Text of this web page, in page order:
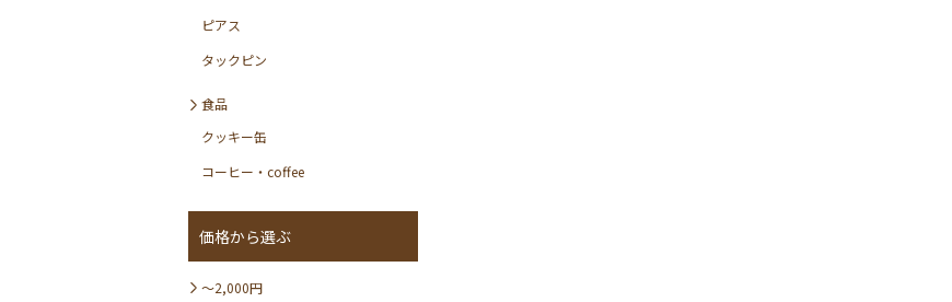
ピアス
タックピン
食品
クッキー缶
コーヒー・coffee
価格から選ぶ
～2,000円